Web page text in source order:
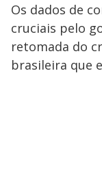
Os dados de
cruciais pelo
retomada do
brasileira que